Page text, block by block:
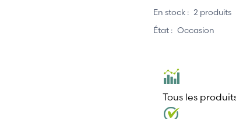
En stock : 2 produits
État : Occasion
Tous les